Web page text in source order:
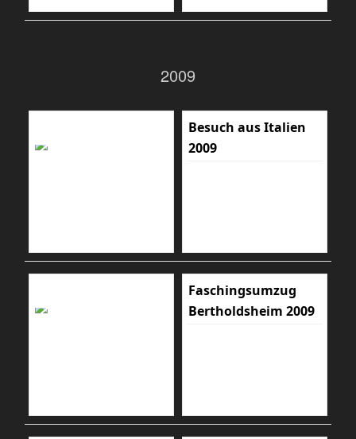
2009
Besuch aus Italien
2009
Faschingsumzug
Bertholdsheim 2009